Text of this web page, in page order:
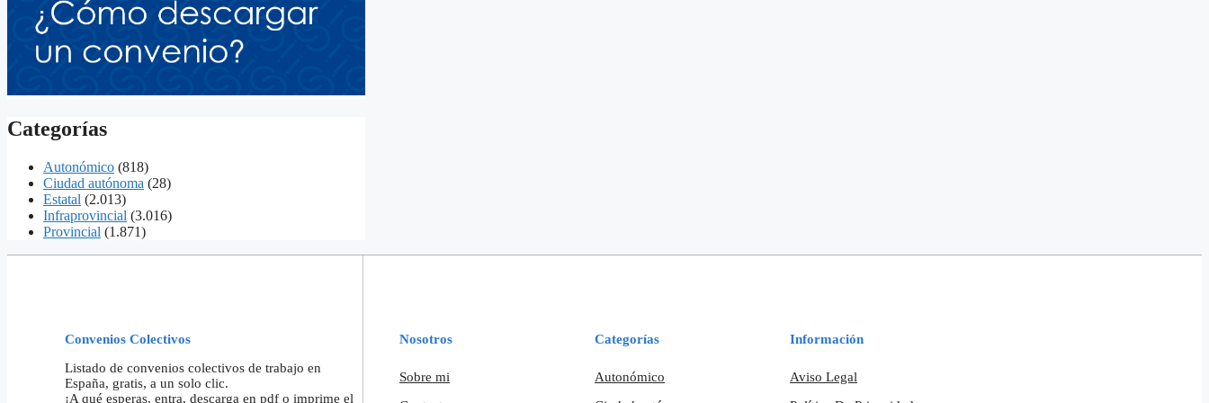
Categorías
Autonómico (818)
Ciudad autónoma (28)
Estatal (2.013)
Infraprovincial (3.016)
Provincial (1.871)
Convenios Colectivos
Listado de convenios colectivos de trabajo en
España, gratis, a un solo clic.
¡A qué esperas, entra, descarga en pdf o imprime el
Nosotros
Sobre mi
Categorías
Autonómico
Información
Aviso Legal